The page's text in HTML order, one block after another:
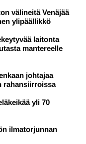
välineitä Venäjää
ylipäällikkö
laitonta
mantereelle
johtajaa
rahansiirroissa
yli 70
ilmatorjunnan